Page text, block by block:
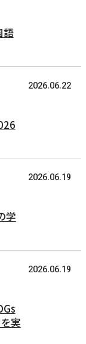
語
2026.06.22
2026.06.19
学
2026.06.19
実